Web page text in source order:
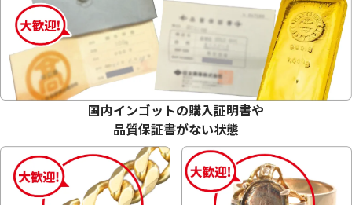
18金 (K18) メガネ
27.2g
18金 (K18) メガネ
26.0g
参考買取価格
国内インゴットの購入証明書や
品質保証書がない状態